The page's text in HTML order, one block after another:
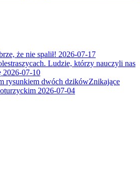
że nie spalił! 2026-07-17
Ludzie, którzy nauczyli nas
2026-07-10
Znikające
2026-07-04